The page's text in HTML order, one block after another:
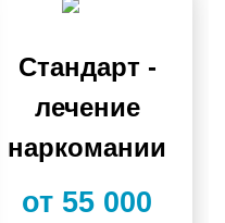
Стандарт -
лечение
наркомании
от 55 000